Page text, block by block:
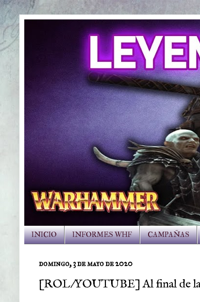
INICIO INFORMES WHF CAMPAÑAS
domingo, 3 de mayo de 2020
[ROL/YOUTUBE] Al final de la